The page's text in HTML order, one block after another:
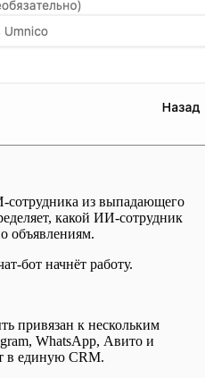
сотрудника из выпадающего
какой ИИ-сотрудник
объявлениям.
бот начнёт работу.
привязан к нескольким
WhatsApp, Авито и
в единую CRM.